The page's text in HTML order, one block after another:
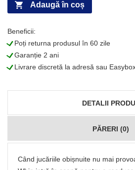
Adaugă în coș
Beneficii:
LPoți returna produsul în 60 zile
LGaranție 2 ani
LLivrare discretă la adresă sau
DETALII
PĂRERI (0)
Când jucăriile obișnuite nu mai